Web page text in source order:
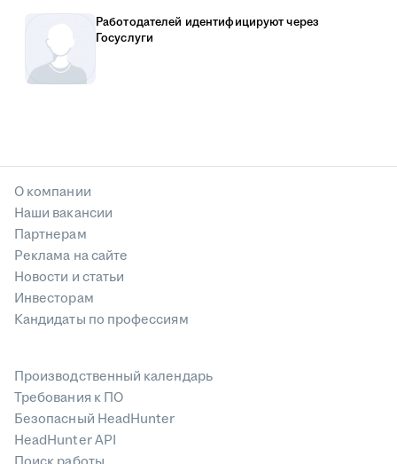
Работодателей идентифицируют через
Госуслуги
О компании
Наши вакансии
Партнерам
Реклама на сайте
Новости и статьи
Инвесторам
Кандидаты по профессиям
Производственный календарь
Требования к ПО
Безопасный HeadHunter
HeadHunter API